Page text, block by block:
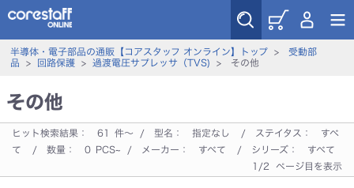
半導体・電子部品の通販【コアスタッフ オンライン】トップ>
受動部
品 > 回路保護> 過渡電圧サプレッサ（TVS) > その他
その他
ヒット検索結果： 61 件～ / 型名： 指定なし / ステイタス：
すべ
て
/ 数量： 0 PCS~ / メーカー： すべて / シリーズ：
すべて
1/2 ページ目を表示